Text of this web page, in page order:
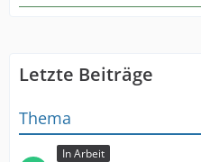
Letzte Beiträge
Thema
In Arbeit